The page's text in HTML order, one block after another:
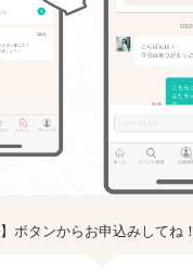
ボタンからお申込みしてね！